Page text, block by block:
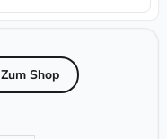
Zum Shop